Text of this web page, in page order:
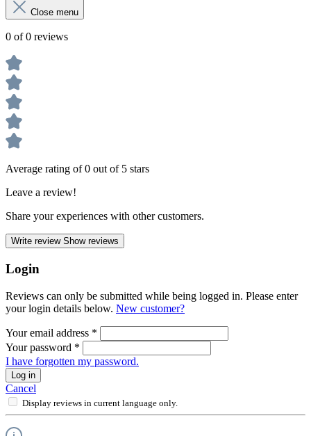
Close menu
0 of 0 reviews
Average rating of 0 out of 5 stars
Leave a review!
Share your experiences with other customers.
Write review Show reviews
Login
Reviews can only be submitted while being logged in. Please enter
your login details below. New customer?
Your email address *
Your password *
I have forgotten my password.
Log in
Cancel
Display reviews in current language only.